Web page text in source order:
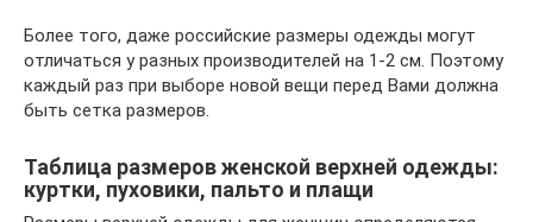
Более того, даже российские размеры одежды могут
отличаться у разных производителей на 1-2 см. Поэтому
каждый раз при выборе новой вещи перед Вами должна
быть сетка размеров.
Таблица размеров женской верхней одежды:
куртки, пуховики, пальто и плащи